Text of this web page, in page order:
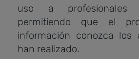
uso a profesionales
permitiendo que el
información conozca los
han realizado.